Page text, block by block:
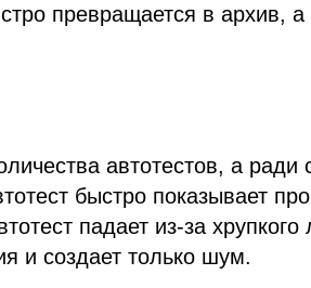
превращается в архив,
автотестов, а ради
быстро показывает
падает из-за хрупкого
и создает только шум.